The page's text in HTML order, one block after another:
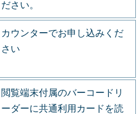
ださい。
カウンターでお申し込みくだ
さい
閲覧端末付属のバーコードリ
ーダーに共通利用カードを読